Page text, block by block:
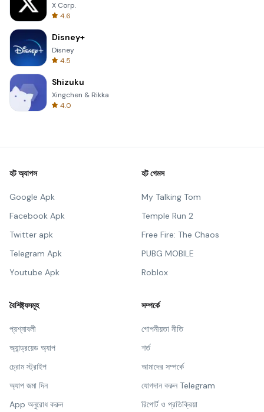
X Corp.
4.6
Disney+
Disney
4.5
Shizuku
Xingchen & Rikka
4.0
হট অ্যাপস
Google Apk
Facebook Apk
Twitter apk
Telegram Apk
Youtube Apk
হট গেমস
My Talking Tom
Temple Run 2
Free Fire: The Chaos
PUBG MOBILE
Roblox
বৈশিষ্ট্যসমূহ
প্রশ্নাবলী
অ্যান্ড্রয়েড অ্যাপ
চ্রোম স্ট্রাইপ
অ্যাপ জমা দিন
App অনুরোধ করুন
সম্পর্কে
গোপনীয়তা নীতি
শর্ত
আমাদের সম্পর্কে
যোগদান করুন Telegram
রিপোর্ট ও প্রতিক্রিয়া